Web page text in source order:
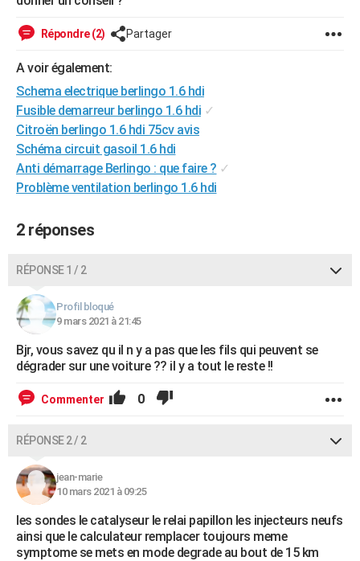
LIFESTYLE
Alimentation
Guide de la santé
Maladies
Médicaments
Sommeil
VOYAGE
Destinations
City break
Voyage nature
Voyage de noces
Forum
Climat
+PHOTO
GUIDES D'ACHAT
BONS PLANS
COPAINS D'AVANT
S'inscrire
Se connecter
Lycées
Collèges
Primaires
Universités
Entreprises
Service militaire
Avis de recherche
AVIS DE DÉCÈS
Répondre (2) Partager
A voir également:
Schema electrique berlingo 1.6 hdi
Fusible demarreur berlingo 1.6 hdi ✓
Citroën berlingo 1.6 hdi 75cv avis
Schéma circuit gasoil 1.6 hdi
Anti démarrage Berlingo : que faire ? ✓
Problème ventilation berlingo 1.6 hdi
2 réponses
RÉPONSE 1 / 2
Profil bloqué
9 mars 2021 à 21:45
Bjr, vous savez qu il n y a pas que les fils qui peuvent se
dégrader sur une voiture ?? il y a tout le reste !!
Commenter 0
RÉPONSE 2 / 2
jean-marie
10 mars 2021 à 09:25
les sondes le catalyseur le relai papillon les injecteurs neufs
ainsi que le calculateur remplacer toujours meme
symptome se mets en mode degrade au bout de 15 km